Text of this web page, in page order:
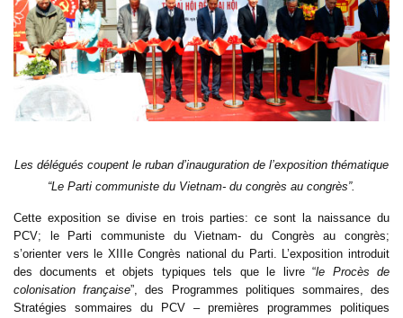
Les délégués coupent le ruban d’inauguration de l’exposition thématique
“Le Parti communiste du Vietnam- du congrès au congrès”.
Cette exposition se divise en trois parties: ce sont la naissance du
PCV; le Parti communiste du Vietnam- du Congrès au congrès;
s’orienter vers le XIIIe Congrès national du Parti. L’exposition introduit
des documents et objets typiques tels que le livre “le Procès de
colonisation franҫaise”, des Programmes politiques sommaires, des
Stratégies sommaires du PCV – premières programmes politiques